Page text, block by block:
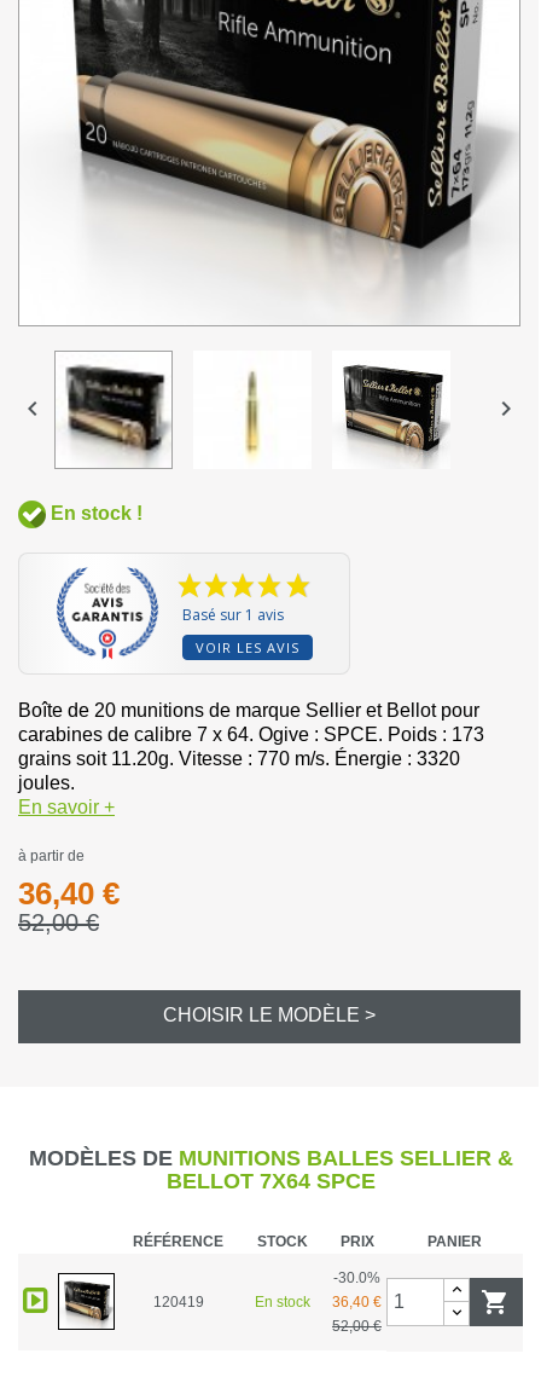
 
En stock !
Basé sur 1 avis
VOIR LES AVIS
Boîte de 20 munitions de marque Sellier et Bellot pour
carabines de calibre 7 x 64. Ogive : SPCE. Poids : 173
grains soit 11.20g. Vitesse : 770 m/s. Énergie : 3320
joules.
En savoir +
à partir de
36,40 €
52,00 €
CHOISIR LE MODÈLE >
MODÈLES DEMUNITIONS BALLES SELLIER &
BELLOT 7X64 SPCE
RÉFÉRENCE STOCK PRIX PANIER
120419 En stock
-30.0%
36,40 €
52,00 €
